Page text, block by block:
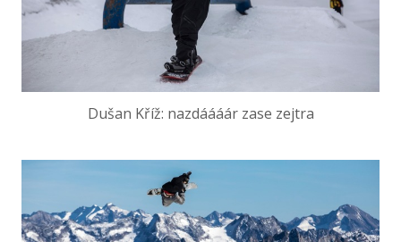
Dušan Kříž: nazdáááár zase zejtra